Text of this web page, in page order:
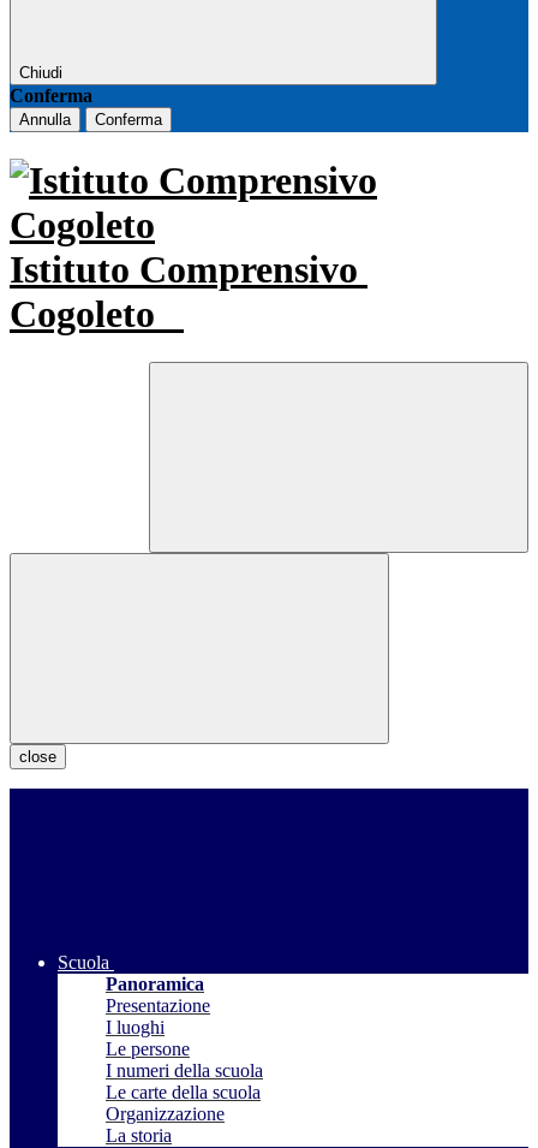
Chiudi
Conferma
Annulla Conferma
Istituto Comprensivo
Cogoleto
close
Scuola
Panoramica
Presentazione
I luoghi
Le persone
I numeri della scuola
Le carte della scuola
Organizzazione
La storia